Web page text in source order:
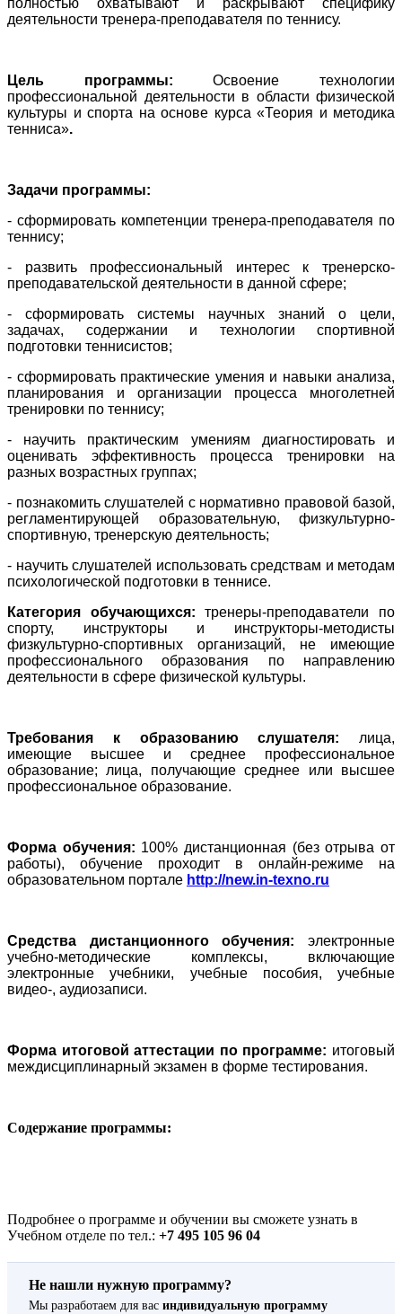
полностью охватывают и раскрывают специфику
деятельности тренера-преподавателя по теннису.
Цель программы: Освоение технологии
профессиональной деятельности в области физической
культуры и спорта на основе курса «Теория и методика
тенниса».
Задачи программы:
- сформировать компетенции тренера-преподавателя по
теннису;
- развить профессиональный интерес к тренерско-
преподавательской деятельности в данной сфере;
- сформировать системы научных знаний о цели,
задачах, содержании и технологии спортивной
подготовки теннисистов;
- сформировать практические умения и навыки анализа,
планирования и организации процесса многолетней
тренировки по теннису;
- научить практическим умениям диагностировать и
оценивать эффективность процесса тренировки на
разных возрастных группах;
- познакомить слушателей с нормативно правовой базой,
регламентирующей образовательную, физкультурно-
спортивную, тренерскую деятельность;
- научить слушателей использовать средствам и методам
психологической подготовки в теннисе.
Категория обучающихся:тренеры-преподаватели по
спорту, инструкторы и инструкторы-методисты
физкультурно-спортивных организаций, не имеющие
профессионального образования по направлению
деятельности в сфере физической культуры.
Требования к образованию слушателя: лица,
имеющие высшее и среднее профессиональное
образование; лица, получающие среднее или высшее
профессиональное образование.
Форма обучения: 100% дистанционная (без отрыва от
работы), обучение проходит в онлайн-режиме на
образовательном портале http://new.in-texno.ru
Средства дистанционного обучения: электронные
учебно-методические комплексы, включающие
электронные учебники, учебные пособия, учебные
видео-, аудиозаписи.
Форма итоговой аттестации по программе: итоговый
междисциплинарный экзамен в форме тестирования.
Содержание программы:
Подробнее о программе и обучении вы сможете узнать в
Учебном отделе по тел.: +7 495 105 96 04
Не нашли нужную программу?
Мы разработаем для вас индивидуальную программу